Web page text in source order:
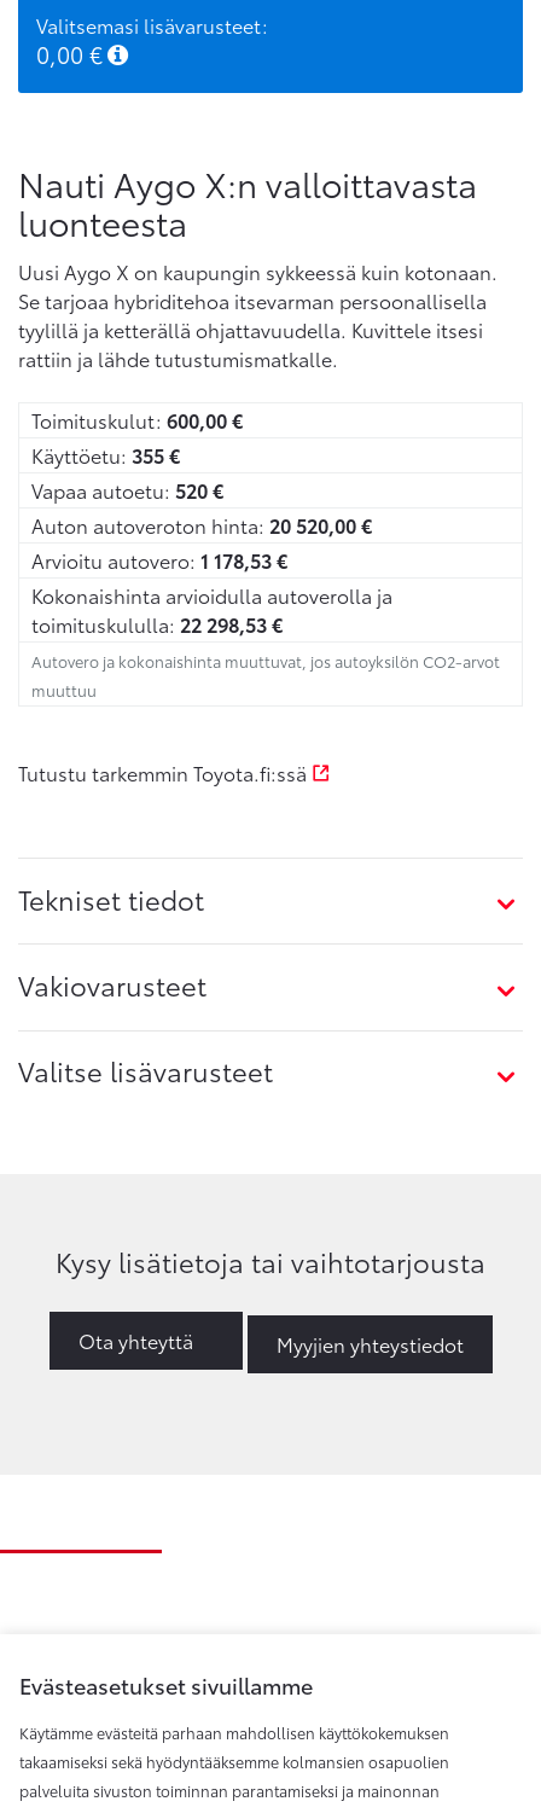
Valitsemasi lisävarusteet:
0,00 €
Nauti Aygo X:n valloittavasta
luonteesta
Uusi Aygo X on kaupungin sykkeessä kuin kotonaan.
Se tarjoaa hybriditehoa itsevarman persoonallisella
tyylillä ja ketterällä ohjattavuudella. Kuvittele itsesi
rattiin ja lähde tutustumismatkalle.
Toimituskulut: 600,00€
Käyttöetu: 355€
Vapaa autoetu: 520€
Auton autoveroton hinta: 20 520,00€
Arvioitu autovero: 1 178,53€
Kokonaishinta arvioidulla autoverolla ja
toimituskululla: 22 298,53€
Autovero ja kokonaishinta muuttuvat, jos autoyksilön CO2-arvot
muuttuu
Tutustu tarkemmin Toyota.fi:ssä
Tekniset tiedot
Vakiovarusteet
Valitse lisävarusteet
Kysy lisätietoja tai vaihtotarjousta
Ota yhteyttä Myyjien yhteystiedot
Evästeasetukset sivuillamme
Käytämme evästeitä parhaan mahdollisen käyttökokemuksen
takaamiseksi sekä hyödyntääksemme kolmansien osapuolien
palveluita sivuston toiminnan parantamiseksi ja mainonnan